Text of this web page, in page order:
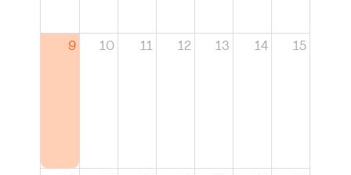
9 10 11 12 13 14 15